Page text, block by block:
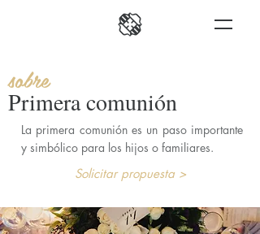
sobre
Primera comunión
La primera comunión es un paso importante
y simbólico para los hijos o familiares.
Solicitar propuesta >